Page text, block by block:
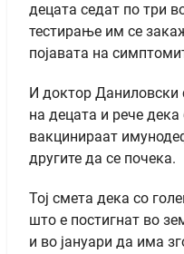
децата седат по три
тестирање им се
појавата на
И доктор Даниловски
на децата и рече
вакцинираат
другите да се почека.
Тој смета дека со
што е постигнат во
и во јануари да има